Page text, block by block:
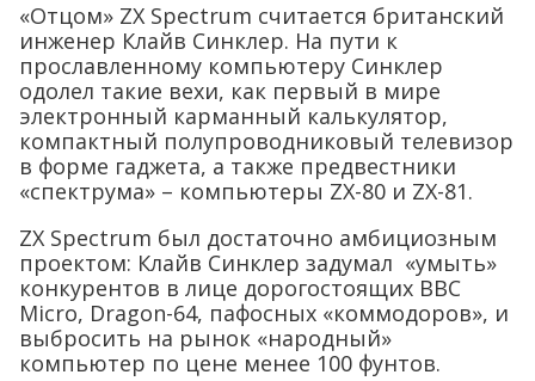
«Отцом» ZX Spectrum считается британский
инженер Клайв Синклер. На пути к
прославленному компьютеру Синклер
одолел такие вехи, как первый в мире
электронный карманный калькулятор,
компактный полупроводниковый телевизор
в форме гаджета, а также предвестники
«спектрума» – компьютеры ZX-80 и ZX-81.
ZX Spectrum был достаточно амбициозным
проектом: Клайв Синклер задумал «умыть»
конкурентов в лице дорогостоящих BBC
Micro, Dragon-64, пафосных «коммодоров», и
выбросить на рынок «народный»
компьютер по цене менее 100 фунтов.